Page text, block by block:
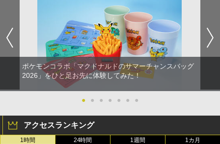
ポケモンコラボ「マクドナルドのサマーチャンスバッグ
2026」をひと足お先に体験してみた！
● ● ● ● ● ● ●
アクセスランキング
1時間 24時間 1週間 1カ月